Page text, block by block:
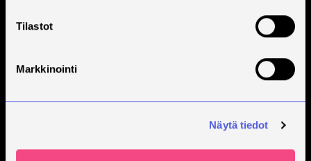
Tilastot
Markkinointi
Näytä tiedot